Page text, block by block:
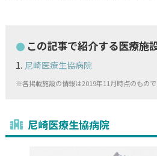
この記事で紹介する医療施
尼崎医療生協病院
※各掲載施設の情報は2019年11月時点のもの
尼崎医療生協病院